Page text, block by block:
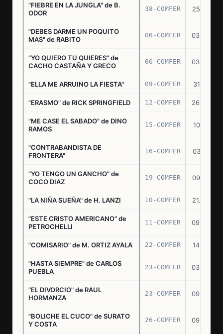
"FIEBRE EN LA JUNGLA" de B.
ODOR
38-COMFER 25.10.73
"DEBES DARME UN POQUITO
MAS" de RABITO
06-COMFER 03.05.74
"YO QUIERO TU QUIERES" de
CACHO CASTAÑA Y GRECO
06-COMFER 03.05.74
"ELLA ME ARRUINO LA FIESTA" 09-COMFER 31.07.74
"ERASMO" de RICK SPRINGFIELD 12-COMFER 26.09.74
"ME CASE EL SABADO" de DINO
RAMOS
15-COMFER 10.10.74
"CONTRABANDISTA DE
FRONTERA"
16-COMFER 03.12.74
"YO TENGO UN GANCHO" de
COCO DIAZ
19-COMFER 09.01.75
"LA NIÑA SUEÑA" de H. LANZI 10-COMFER 21.03.75
"ESTE CRISTO AMERICANO" de
PETROCHELLI
11-COMFER 09.04.75
"COMISARIO" de M. ORTIZ AYALA 22-COMFER 14.07.75
"HASTA SIEMPRE" de CARLOS
PUEBLA
23-COMFER 03.09.75
"EL DIVORCIO" de RAUL
HORMANZA
23-COMFER 09.09.75
"BOLICHE EL CUCO" de SURATO
Y COSTA
26-COMFER 09.09.75